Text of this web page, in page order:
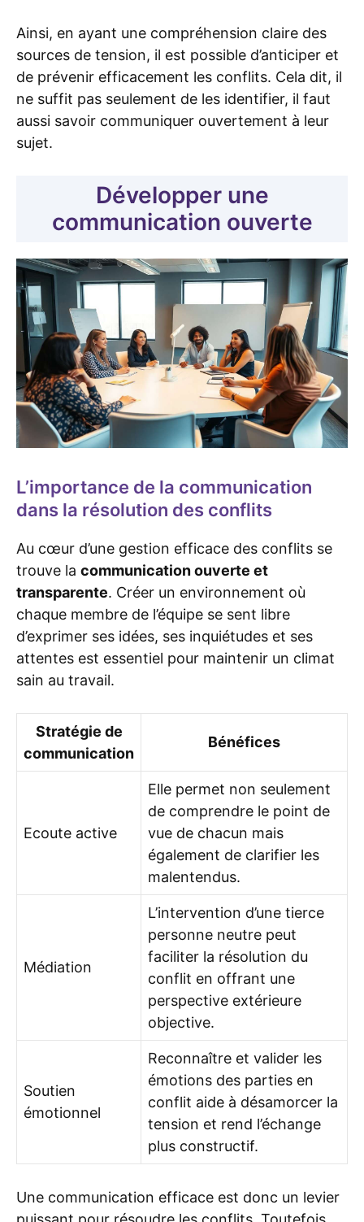
Ainsi, en ayant une compréhension claire des
sources de tension, il est possible d’anticiper et
de prévenir efficacement les conflits. Cela dit, il
ne suffit pas seulement de les identifier, il faut
aussi savoir communiquer ouvertement à leur
sujet.
Développer une
communication ouverte
L’importance de la communication
dans la résolution des conflits
Au cœur d’une gestion efficace des conflits se
trouve la communication ouverte et
transparente. Créer un environnement où
chaque membre de l’équipe se sent libre
d’exprimer ses idées, ses inquiétudes et ses
attentes est essentiel pour maintenir un climat
sain au travail.
Stratégie de
communication
Bénéfices
Ecoute active
Elle permet non seulement
de comprendre le point de
vue de chacun mais
également de clarifier les
malentendus.
Médiation
L’intervention d’une tierce
personne neutre peut
faciliter la résolution du
conflit en offrant une
perspective extérieure
objective.
Soutien
émotionnel
Reconnaître et valider les
émotions des parties en
conflit aide à désamorcer la
tension et rend l’échange
plus constructif.
Une communication efficace est donc un levier